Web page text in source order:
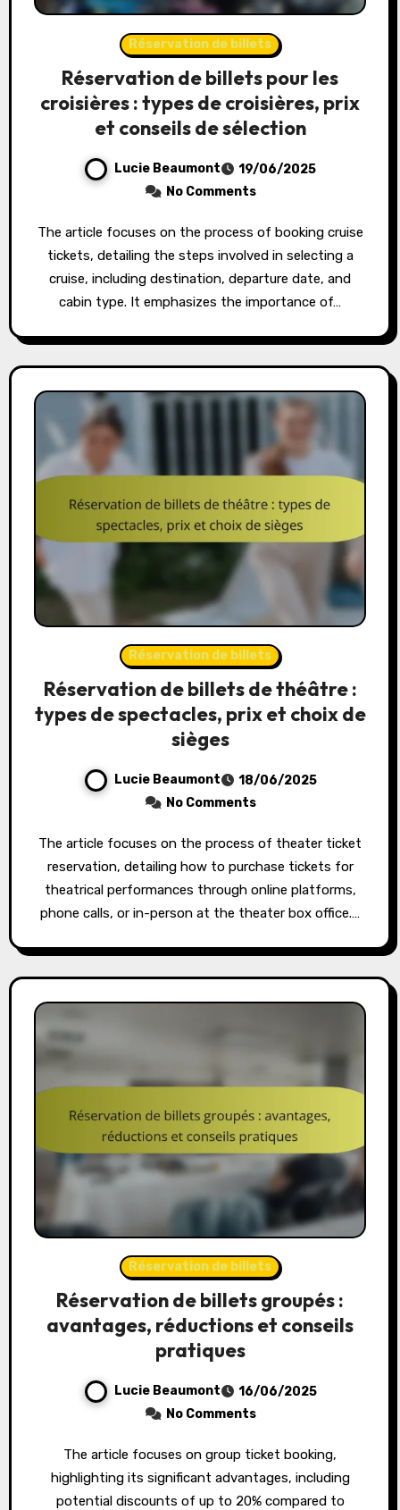
Réservation de billets
Réservation de billets pour les
croisières : types de croisières, prix
et conseils de sélection
Lucie Beaumont
19/06/2025
No Comments
The article focuses on the process of booking cruise
tickets, detailing the steps involved in selecting a
cruise, including destination, departure date, and
cabin type. It emphasizes the importance of…
Réservation de billets
Réservation de billets de théâtre :
types de spectacles, prix et choix de
sièges
Lucie Beaumont
18/06/2025
No Comments
The article focuses on the process of theater ticket
reservation, detailing how to purchase tickets for
theatrical performances through online platforms,
phone calls, or in-person at the theater box office.…
Réservation de billets
Réservation de billets groupés :
avantages, réductions et conseils
pratiques
Lucie Beaumont
16/06/2025
No Comments
The article focuses on group ticket booking,
highlighting its significant advantages, including
potential discounts of up to 20% compared to